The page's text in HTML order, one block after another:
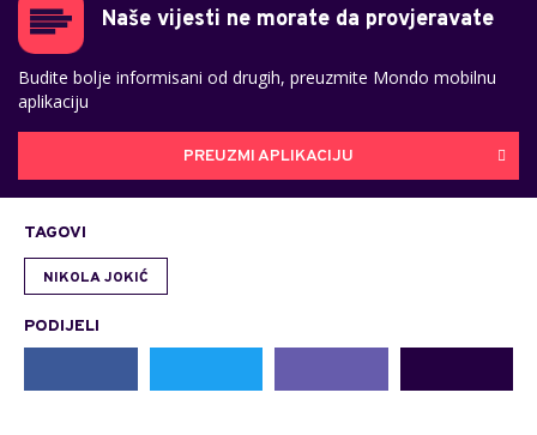
Naše vijesti ne morate da provjeravate
Budite bolje informisani od drugih, preuzmite Mondo mobilnu
aplikaciju
PREUZMI APLIKACIJU
TAGOVI
NIKOLA JOKIĆ
PODIJELI